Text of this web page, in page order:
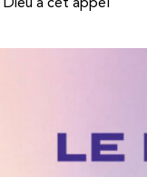
à cet appel